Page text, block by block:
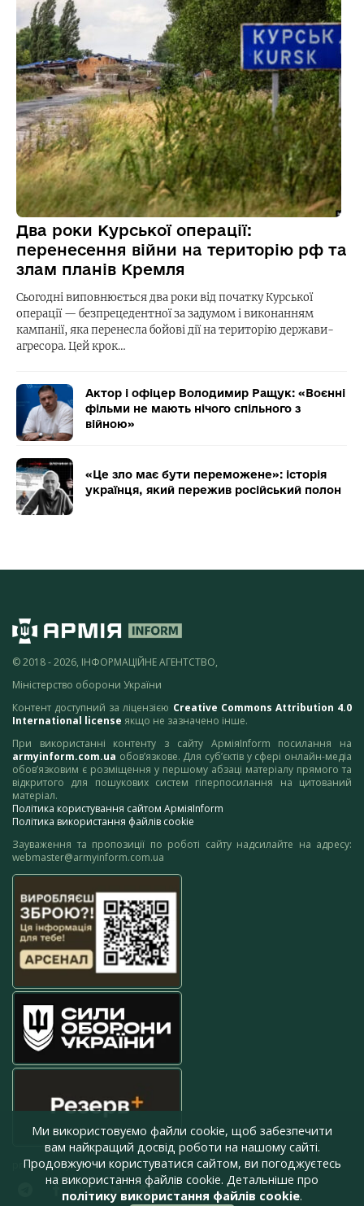
Два роки Курської операції:
перенесення війни на територію рф та
злам планів Кремля
Сьогодні виповнюється два роки від початку Курської
операції — безпрецедентної за задумом і виконанням
кампанії, яка перенесла бойові дії на територію держави-
агресора. Цей крок…
Актор і офіцер Володимир Ращук: «Воєнні
фільми не мають нічого спільного з
війною»
«Це зло має бути переможене»: історія
українця, який пережив російський полон
© 2018 - 2026, ІНФОРМАЦІЙНЕ АГЕНТСТВО,
Міністерство оборони України
Контент доступний за ліцензією Creative Commons Attribution 4.0
International license якщо не зазначено інше.
При використанні контенту з сайту АрміяInform посилання на
armyinform.com.ua обов’язкове. Для суб’єктів у сфері онлайн-медіа
обов’язковим є розміщення у першому абзаці матеріалу прямого та
відкритого для пошукових систем гіперпосилання на цитований
матеріал.
Політика користування сайтом АрміяInform
Політика використання файлів cookie
Зауваження та пропозиції по роботі сайту надсилайте на адресу:
webmaster@armyinform.com.ua
press@armyinform.com.ua
Ми використовуємо файли cookie, щоб забезпечити
вам найкращий досвід роботи на нашому сайті.
Продовжуючи користуватися сайтом, ви погоджуєтесь
на використання файлів cookie. Детальніше про
політику використання файлів cookie.